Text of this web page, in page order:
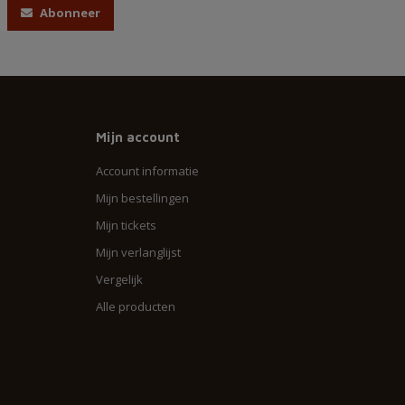
Abonneer
Mijn account
Account informatie
Mijn bestellingen
Mijn tickets
Mijn verlanglijst
Vergelijk
Alle producten